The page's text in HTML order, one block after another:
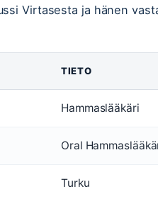
Virtasesta ja hänen
TIETO
Hammaslääkäri
Oral
Turku